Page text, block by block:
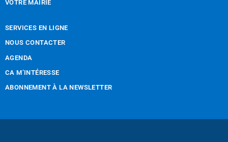
VOTRE MAIRIE
SERVICES EN LIGNE
NOUS CONTACTER
AGENDA
CA M’INTÉRESSE
ABONNEMENT À LA NEWSLETTER